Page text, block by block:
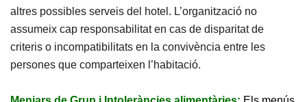
altres possibles serveis del hotel. L’organització no
assumeix cap responsabilitat en cas de disparitat de
criteris o incompatibilitats en la convivència entre les
persones que comparteixen l’habitació.